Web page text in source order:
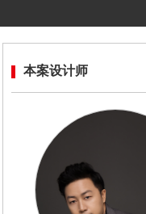
本案设计师